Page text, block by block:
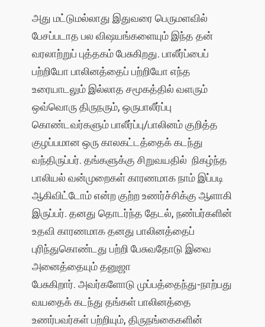
அது மட்டுமல்லாது இதுவரை பெருமளவில்
பேசப்படாத பல விஷயங்களையும் இந்த தன்
வரலாற்றுப் புத்தகம் பேசுகிறது. பாலீர்ப்பைப்
பற்றியோ பாலினத்தைப் பற்றியோ எந்த
உரையாடலும் இல்லாத சமூகத்தில் வளரும்
ஒவ்வொரு திருநரும், ஒருபாலீர்ப்பு
கொண்டவர்களும் பாலீர்ப்பு/பாலினம் குறித்த
குழப்பமான ஒரு காலகட்டத்தைக் கடந்து
வந்திருப்பர். தங்களுக்கு சிறுவயதில் நிகழ்ந்த
பாலியல் வன்முறைகள் காரணமாக நாம் இப்படி
ஆகிவிட்டோம் என்ற குற்ற உணர்ச்சிக்கு ஆளாகி
இருப்பர். தனது தொடர்ந்த தேடல், நண்பர்களின்
உதவி காரணமாக தனது பாலினத்தைப்
புரிந்துகொண்டது பற்றி பேசுவதோடு இவை
அனைத்தையும் தனுஜா
பேசுகிறார். அவர்களோடு முப்பத்தைந்து-நாற்பது
வயதைக் கடந்து தங்கள் பாலினத்தை
உணர்பவர்கள் பற்றியும், திருநங்கைகளின்